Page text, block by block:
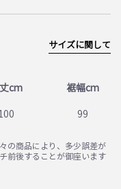
cm 裾幅cm
99
サイズに関して
の商品により、多少誤差が
前後することが御座います